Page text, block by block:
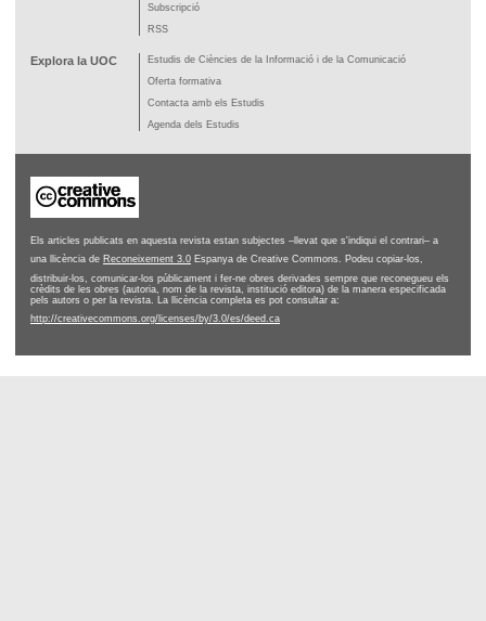
Subscripció
RSS
Explora la UOC
Estudis de Ciències de la Informació i de la Comunicació
Oferta formativa
Contacta amb els Estudis
Agenda dels Estudis
Els articles publicats en aquesta revista estan subjectes –llevat que s'indiqui el contrari– a
una llicència de Reconeixement 3.0 Espanya de Creative Commons. Podeu copiar-los,
distribuir-los, comunicar-los públicament i fer-ne obres derivades sempre que reconegueu els
crèdits de les obres (autoria, nom de la revista, institució editora) de la manera especificada
pels autors o per la revista. La llicència completa es pot consultar a:
http://creativecommons.org/licenses/by/3.0/es/deed.ca